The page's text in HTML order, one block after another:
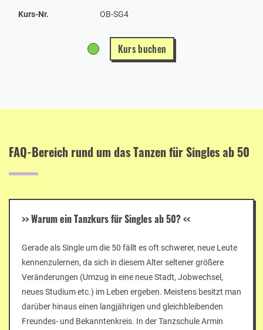
Kurs-Nr. OB-SG4
Kurs buchen
FAQ-Bereich rund um das Tanzen für Singles ab 50
>>Warum ein Tanzkurs für Singles ab 50?<<
Gerade als Single um die 50 fällt es oft schwerer, neue Leute
kennenzulernen, da sich in diesem Alter seltener größere
Veränderungen (Umzug in eine neue Stadt, Jobwechsel,
neues Studium etc.) im Leben ergeben. Meistens besitzt man
darüber hinaus einen langjährigen und gleichbleibenden
Freundes- und Bekanntenkreis. In der Tanzschule Armin